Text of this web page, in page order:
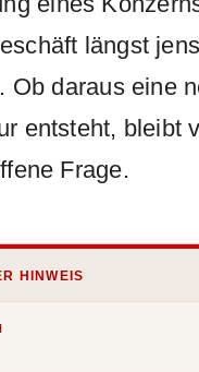
längst
Ob daraus eine
entsteht, bleibt
Frage.
HINWEIS